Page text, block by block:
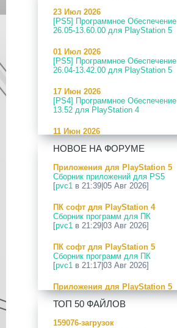
23 Июл 2026
[PS5] Программное Обеспечение
26.05-13.60.00 для PlayStation 5
01 Июл 2026
[PS5] Программное Обеспечение
26.04-13.42.00 для PlayStation 5
17 Июн 2026
[PS4] Программное Обеспечение
13.52 для PlayStation 4
11 Июн 2026
[PS5] Программное Обеспечение
26.04-13.40.00 для PlayStation 5
24 Апр 2026
[PS5] Программное Обеспечение
26.03-13.20.00 для PlayStation 5
12 Апр 2026
[PS Portal] Программное
Обеспечение 7.0.2 для PS Portal
09 Апр 2026
[PS3|CFW] webMAN MOD
v1.47.48p
29 Мар 2026
[PS3] PS3HEN v3.5.0
19 Мар 2026
НОВОЕ НА ФОРУМЕ
Приложения для PlayStation 5
Сборник приложений для PS5
[pvc1 в 21:39|05 Авг 2026]
ПК софт для PlayStation 4
Сборник программ для ПК
[pvc1 в 21:29|03 Авг 2026]
ПК софт для PlayStation 5
Сборник программ для ПК
[pvc1 в 21:17|03 Авг 2026]
Приложения для PlayStation 5
PS5 Payload websrv v0.34
[pvc1 в 09:02|03 Авг 2026]
ТОП 50 ФАЙЛОВ
159076-загрузок